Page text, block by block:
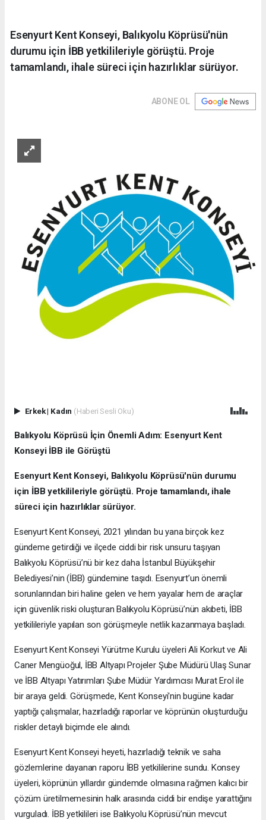
Esenyurt Kent Konseyi, Balıkyolu Köprüsü'nün
durumu için İBB yetkilileriyle görüştü. Proje
tamamlandı, ihale süreci için hazırlıklar sürüyor.
ABONE OL
Erkek| Kadın (Haberi Sesli Oku)
Balıkyolu Köprüsü İçin Önemli Adım: Esenyurt Kent
Konseyi İBB ile Görüştü
Esenyurt Kent Konseyi, Balıkyolu Köprüsü'nün durumu
için İBB yetkilileriyle görüştü. Proje tamamlandı, ihale
süreci için hazırlıklar sürüyor.
Esenyurt Kent Konseyi, 2021 yılından bu yana birçok kez
gündeme getirdiği ve ilçede ciddi bir risk unsuru taşıyan
Balıkyolu Köprüsü’nü bir kez daha İstanbul Büyükşehir
Belediyesi’nin (İBB) gündemine taşıdı. Esenyurt’un önemli
sorunlarından biri haline gelen ve hem yayalar hem de araçlar
için güvenlik riski oluşturan Balıkyolu Köprüsü’nün akıbeti, İBB
yetkilileriyle yapılan son görüşmeyle netlik kazanmaya başladı.
Esenyurt Kent Konseyi Yürütme Kurulu üyeleri Ali Korkut ve Ali
Caner Mengüoğul, İBB Altyapı Projeler Şube Müdürü Ulaş Sunar
ve İBB Altyapı Yatırımları Şube Müdür Yardımcısı Murat Erol ile
bir araya geldi. Görüşmede, Kent Konseyi'nin bugüne kadar
yaptığı çalışmalar, hazırladığı raporlar ve köprünün oluşturduğu
riskler detaylı biçimde ele alındı.
Esenyurt Kent Konseyi heyeti, hazırladığı teknik ve saha
gözlemlerine dayanan raporu İBB yetkililerine sundu. Konsey
üyeleri, köprünün yıllardır gündemde olmasına rağmen kalıcı bir
çözüm üretilmemesinin halk arasında ciddi bir endişe yarattığını
vurguladı. İBB yetkilileri ise Balıkyolu Köprüsü’nün mevcut